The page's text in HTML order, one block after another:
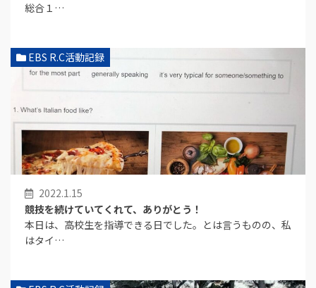
総合１…
2022.1.15
競技を続けていてくれて、ありがとう！
本日は、高校生を指導できる日でした。とは言うものの、私
はタイ…
EBS R.C活動記録